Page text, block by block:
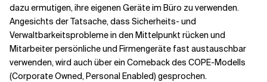
dazu ermutigen, ihre eigenen Geräte im Büro zu verwenden.
Angesichts der Tatsache, dass Sicherheits- und
Verwaltbarkeitsprobleme in den Mittelpunkt rücken und
Mitarbeiter persönliche und Firmengeräte fast austauschbar
verwenden, wird auch über ein Comeback des COPE-Modells
(Corporate Owned, Personal Enabled) gesprochen.